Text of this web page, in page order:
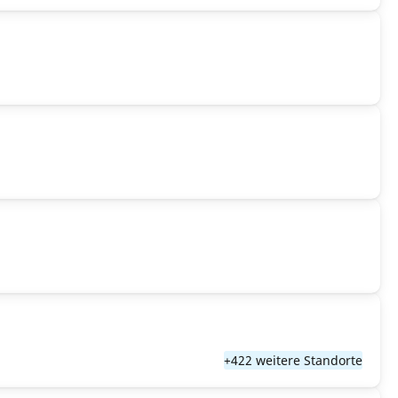
+422 weitere Standorte